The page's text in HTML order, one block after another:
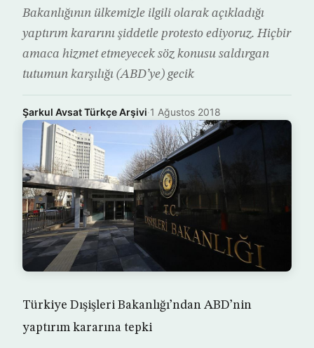
Bakanlığının ülkemizle ilgili olarak açıkladığı
yaptırım kararını şiddetle protesto ediyoruz. Hiçbir
amaca hizmet etmeyecek söz konusu saldırgan
tutumun karşılığı (ABD’ye) gecik
Şarkul Avsat Türkçe Arşivi·1 Ağustos 2018
Türkiye Dışişleri Bakanlığı’ndan ABD’nin
yaptırım kararına tepki